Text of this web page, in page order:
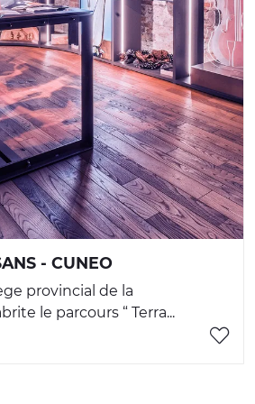
- CUNEO
provincial de la
le parcours “ Terra...